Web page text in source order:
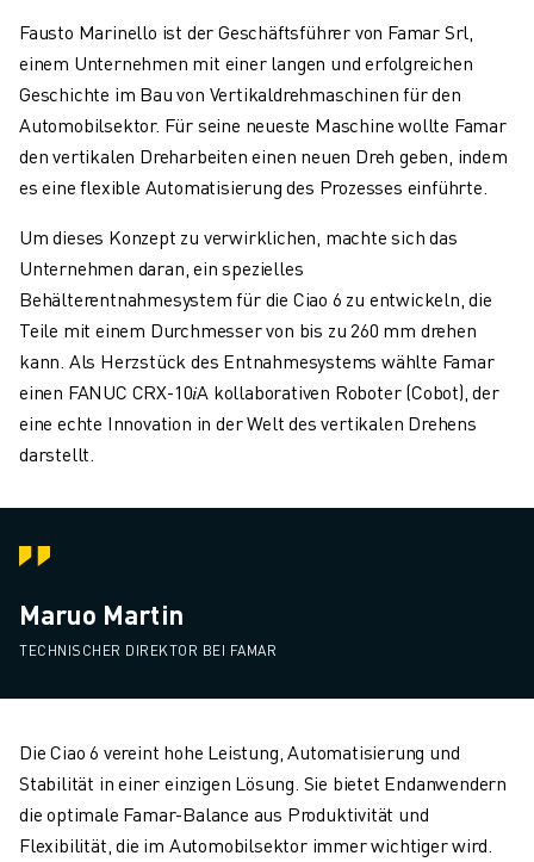
Fausto Marinello ist der Geschäftsführer von Famar Srl,
einem Unternehmen mit einer langen und erfolgreichen
Geschichte im Bau von Vertikaldrehmaschinen für den
Automobilsektor. Für seine neueste Maschine wollte Famar
den vertikalen Dreharbeiten einen neuen Dreh geben, indem
es eine flexible Automatisierung des Prozesses einführte.
Um dieses Konzept zu verwirklichen, machte sich das
Unternehmen daran, ein spezielles
Behälterentnahmesystem für die Ciao 6 zu entwickeln, die
Teile mit einem Durchmesser von bis zu 260 mm drehen
kann. Als Herzstück des Entnahmesystems wählte Famar
einen FANUC CRX-10𝑖A kollaborativen Roboter (Cobot), der
eine echte Innovation in der Welt des vertikalen Drehens
darstellt.
Maruo Martin
TECHNISCHER DIREKTOR BEI FAMAR
Die Ciao 6 vereint hohe Leistung, Automatisierung und
Stabilität in einer einzigen Lösung. Sie bietet Endanwendern
die optimale Famar-Balance aus Produktivität und
Flexibilität, die im Automobilsektor immer wichtiger wird.